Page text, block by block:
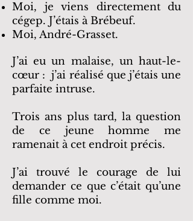
Moi, je viens directement du
cégep. J’étais à Brébeuf.
Moi, André-Grasset.
J’ai eu un malaise, un haut-le-
cœur : j’ai réalisé que j’étais une
parfaite intruse.
Trois ans plus tard, la question
de ce jeune homme me
ramenait à cet endroit précis.
J’ai trouvé le courage de lui
demander ce que c’était qu’une
fille comme moi.